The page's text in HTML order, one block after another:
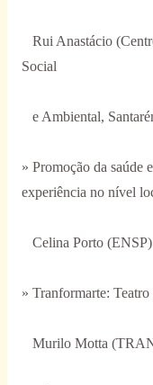
Rui Anastácio
Social
e Ambiental,
» Promoção da saúde
experiência no nível
Celina Porto (ENSP)
» Tranformarte:
Murilo Motta